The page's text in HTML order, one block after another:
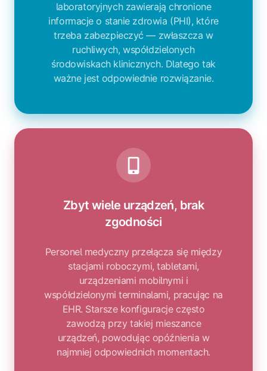
laboratoryjnych zawierają chronione
informacje o stanie zdrowia (PHI), które
trzeba zabezpieczyć — zwłaszcza w
ruchliwych, współdzielonych
środowiskach klinicznych. Dlatego tak
ważne jest odpowiednie rozwiązanie.
Zbyt wiele urządzeń, brak
zgodności
Personel medyczny przełącza się między
stacjami roboczymi, tabletami,
urządzeniami mobilnymi i
współdzielonymi terminalami, pracując na
EHR. Starsze konfiguracje często
zawodzą przy takiej mieszance
urządzeń, powodując opóźnienia w
najmniej odpowiednich momentach.